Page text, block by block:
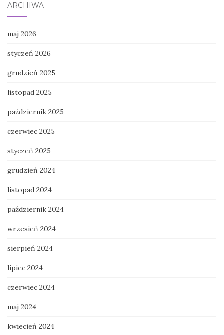
ARCHIWA
maj 2026
styczeń 2026
grudzień 2025
listopad 2025
październik 2025
czerwiec 2025
styczeń 2025
grudzień 2024
listopad 2024
październik 2024
wrzesień 2024
sierpień 2024
lipiec 2024
czerwiec 2024
maj 2024
kwiecień 2024